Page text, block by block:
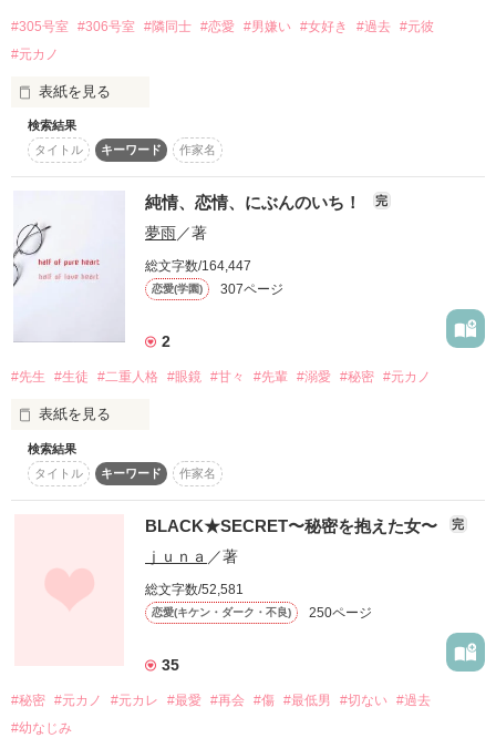
【アナタの子供です】
手紙の差出人の名前は
5年前に別れた元カノ。
誰が信じる？
ーHaruto Miyamaー
26歳
高校の生物教師
×
3カ月耐えられるか⁇
「俺の事好きになるなよ！」
それが条件
*･゜ﾟ･*:.｡..｡.:*･':.｡. .｡.:*･゜ﾟ･**･゜ﾟ･*:.｡..｡.:*･*:.｡. .｡
バイトで生活している
加納すず24歳
大友颯大(そうだい)28歳
#305号室 #306号室 #隣同士 #恋愛 #男嫌い #女好き #過去 #元彼
#元カノ
表紙を見る
３０５号室に住む男
河村大智(ｶﾜﾑﾗﾀﾞｲﾁ)
×
３０６号室に住む女
そんな二人の恋の話。
女好きの大智と男が苦手な奈緒。
二人の恋はどうなる…？
それとも悲しい結末？
公開☆2013年7月17日
完結☆2013年9月26日
☆昔に書いた小説を名前を変えて執筆しています。
瑠鈴様・らみあ★様
miNato様・ゆこ☆様
かいふぅﾏﾏ様・桜庭みゆき様
*くるる*様・+アテナ+様
夢想 夜子様・おじゃっしゅ様
ゆこ☆様・*くるる*様
+アテナ+様・夢想 夜子様
検索結果
タイトル
キーワード 作家名
純情、恋情、にぶんのいち！ 完
夢雨／著
総文字数/164,447
恋愛(学園) 307ページ
2
#先生 #生徒 #二重人格 #眼鏡 #甘々 #先輩 #溺愛 #秘密 #元カノ
表紙を見る
顔良し、性格良し、頭良し。
どんな生徒からも好かれている
完璧なヨウ先生の大きな秘密を
「―― バラしたら、おまえを犯す」
検索結果
タイトル
キーワード 作家名
BLACK★SECRET〜秘密を抱えた女〜 完
ｊｕｎａ ／著
総文字数/52,581
恋愛(キケン・ダーク・不良) 250ページ
35
#秘密 #元カノ #元カレ #最愛 #再会 #傷 #最低男 #切ない #過去
#幼なじみ